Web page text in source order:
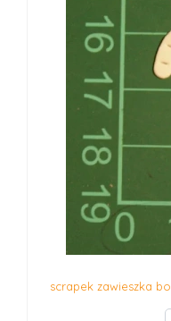
scrapek zawieszka